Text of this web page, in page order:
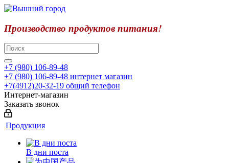
Производство продуктов питания!
+7 (980) 106-89-48
+7 (980) 106-89-48 интернет магазин
+7(4912)20-32-19 общий телефон
Интернет-магазин
Заказать звонок
Продукция
В дни поста